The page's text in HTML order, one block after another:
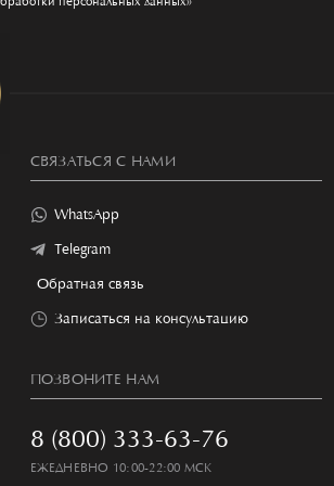
СВЯЗАТЬСЯ С НАМИ
WhatsApp
Telegram
Обратная связь
Записаться на консультацию
ПОЗВОНИТЕ НАМ
8 (800) 333-63-76
ЕЖЕДНЕВНО 10:00-22:00 МСК